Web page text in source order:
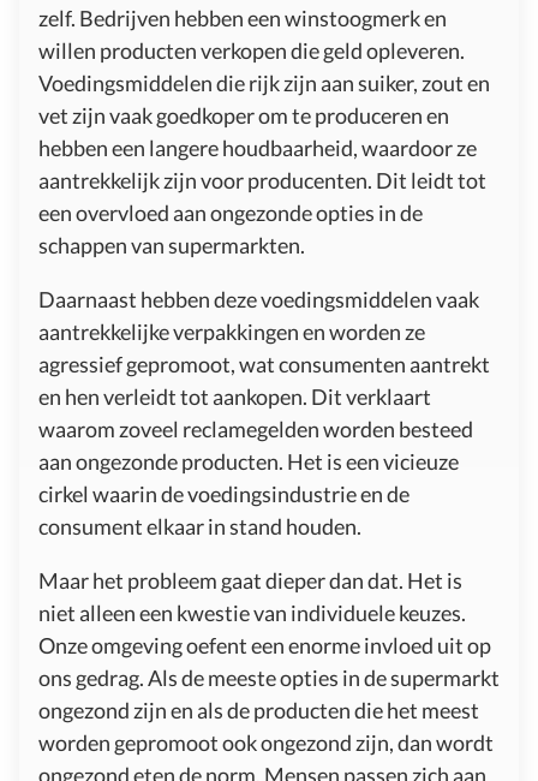
zelf. Bedrijven hebben een winstoogmerk en
willen producten verkopen die geld opleveren.
Voedingsmiddelen die rijk zijn aan suiker, zout en
vet zijn vaak goedkoper om te produceren en
hebben een langere houdbaarheid, waardoor ze
aantrekkelijk zijn voor producenten. Dit leidt tot
een overvloed aan ongezonde opties in de
schappen van supermarkten.
Daarnaast hebben deze voedingsmiddelen vaak
aantrekkelijke verpakkingen en worden ze
agressief gepromoot, wat consumenten aantrekt
en hen verleidt tot aankopen. Dit verklaart
waarom zoveel reclamegelden worden besteed
aan ongezonde producten. Het is een vicieuze
cirkel waarin de voedingsindustrie en de
consument elkaar in stand houden.
Maar het probleem gaat dieper dan dat. Het is
niet alleen een kwestie van individuele keuzes.
Onze omgeving oefent een enorme invloed uit op
ons gedrag. Als de meeste opties in de supermarkt
ongezond zijn en als de producten die het meest
worden gepromoot ook ongezond zijn, dan wordt
ongezond eten de norm. Mensen passen zich aan